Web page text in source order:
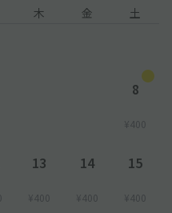
木 金 土
8
¥400
13
¥400
14
¥400
15
¥400